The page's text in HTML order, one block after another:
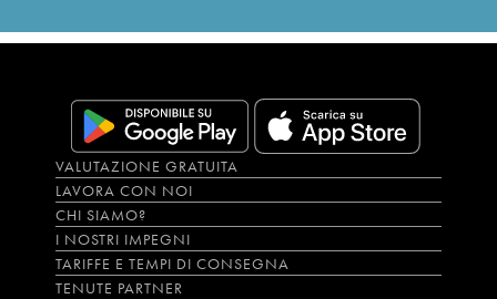
VALUTAZIONE GRATUITA
LAVORA CON NOI
CHI SIAMO?
I NOSTRI IMPEGNI
TARIFFE E TEMPI DI CONSEGNA
TENUTE PARTNER